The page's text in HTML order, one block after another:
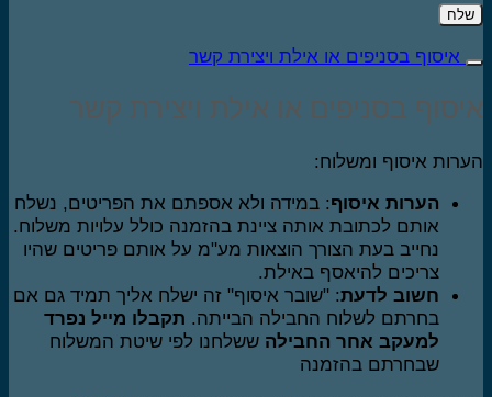
איסוף בסניפים או אילת ויצירת קשר
בסניפים או אילת ויצירת קשר
איסוף ומשלוח:
הערות איסוף: במידה ולא אספתם את הפריטים, נשלח
אותם לכתובת אותה ציינת בהזמנה כולל עלויות משלוח.
נחייב בעת הצורך הוצאות מע"מ על אותם פריטים שהיו
צריכים להיאסף באילת.
חשוב לדעת: "שובר איסוף" זה ישלח אליך תמיד גם אם
בחרתם לשלוח החבילה הבייתה.תקבלו מייל נפרד
למעקב אחר החבילהששלחנו לפי שיטת המשלוח
שבחרתם בהזמנה